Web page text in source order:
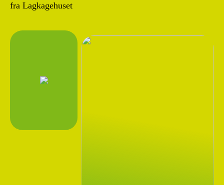
fra Lagkagehuset